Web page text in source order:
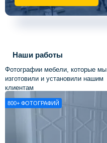
Наши работы
Фотографии мебели, которые мы
изготовили и установили нашим
клиентам
800+ ФОТОГРАФИЙ